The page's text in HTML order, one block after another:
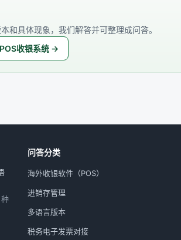
和具体现象，我们解答并可整理成问答。
收银系统 →
问答分类
海外收银软件（POS）
进销存管理
多语言版本
税务电子发票对接